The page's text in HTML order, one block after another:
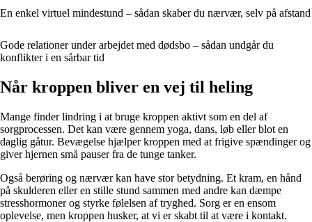
En enkel virtuel mindestund – sådan skaber du nærvær, selv på afstand
Gode relationer under arbejdet med dødsbo – sådan undgår du
konflikter i en sårbar tid
Når kroppen bliver en vej til heling
Mange finder lindring i at bruge kroppen aktivt som en del af
sorgprocessen. Det kan være gennem yoga, dans, løb eller blot en
daglig gåtur. Bevægelse hjælper kroppen med at frigive spændinger og
giver hjernen små pauser fra de tunge tanker.
Også berøring og nærvær kan have stor betydning. Et kram, en hånd
på skulderen eller en stille stund sammen med andre kan dæmpe
stresshormoner og styrke følelsen af tryghed. Sorg er en ensom
oplevelse, men kroppen husker, at vi er skabt til at være i kontakt.